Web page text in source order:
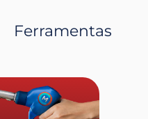
Ferramentas